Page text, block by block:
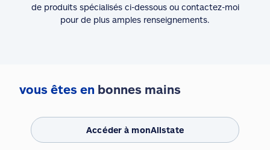
de produits spécialisés ci-dessous ou contactez-moi
pour de plus amples renseignements.
vous êtes en bonnes mains
Accéder à monAllstate